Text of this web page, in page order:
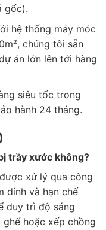
gốc).
hệ thống máy móc
chúng tôi sẵn
án lớn lên tới hàng
siêu tốc trong
hành 24 tháng.
trầy xước không?
xử lý qua công
dính và hạn chế
duy trì độ sáng
hoặc xếp chồng